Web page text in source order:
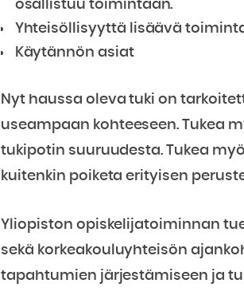
osallistuu toimintaan.
Yhteisöllisyyttä lisäävä
Käytännön asiat
Nyt haussa oleva tuki on
useampaan kohteeseen. Tukea
tukipotin suuruudesta. Tukea
kuitenkin poiketa erityisen
Yliopiston opiskelijatoiminnan
sekä korkeakouluyhteisön
tapahtumien järjestämiseen ja